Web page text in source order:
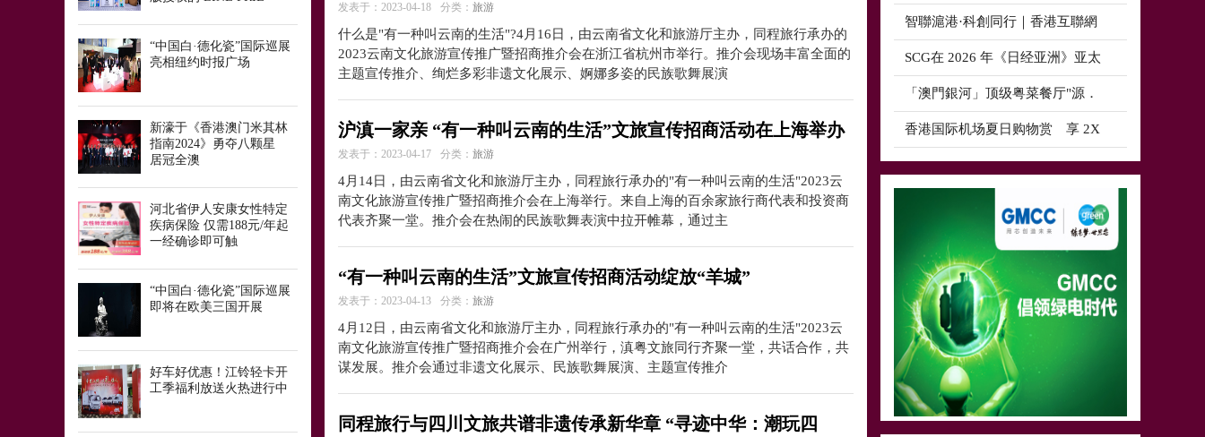
“中国白·德化瓷”国际巡展
亮相纽约时报广场
新濠于《香港澳门米其林
指南2024》勇夺八颗星
居冠全澳
河北省伊人安康女性特定
疾病保险 仅需188元/年起
一经确诊即可触
“中国白·德化瓷”国际巡展
即将在欧美三国开展
好车好优惠！江铃轻卡开
工季福利放送火热进行中
发表于：2023-04-18 分类： 旅游
什么是"有一种叫云南的生活"?4月16日，由云南省文化和旅游厅主办，同程旅行承办的
2023云南文化旅游宣传推广暨招商推介会在浙江省杭州市举行。推介会现场丰富全面的
主题宣传推介、绚烂多彩非遗文化展示、婀娜多姿的民族歌舞展演
沪滇一家亲 “有一种叫云南的生活”文旅宣传招商活动在上海举办
发表于：2023-04-17 分类： 旅游
4月14日，由云南省文化和旅游厅主办，同程旅行承办的"有一种叫云南的生活"2023云
南文化旅游宣传推广暨招商推介会在上海举行。来自上海的百余家旅行商代表和投资商
代表齐聚一堂。推介会在热闹的民族歌舞表演中拉开帷幕，通过主
“有一种叫云南的生活”文旅宣传招商活动绽放“羊城”
发表于：2023-04-13 分类： 旅游
4月12日，由云南省文化和旅游厅主办，同程旅行承办的"有一种叫云南的生活"2023云
南文化旅游宣传推广暨招商推介会在广州举行，滇粤文旅同行齐聚一堂，共话合作，共
谋发展。推介会通过非遗文化展示、民族歌舞展演、主题宣传推介
同程旅行与四川文旅共谱非遗传承新华章 “寻迹中华：潮玩四
智聯滬港·科創同行｜香港互聯網
SCG在 2026 年《日经亚洲》亚太
「澳門銀河」顶级粤菜餐厅"源．
香港国际机场夏日购物赏 享 2X